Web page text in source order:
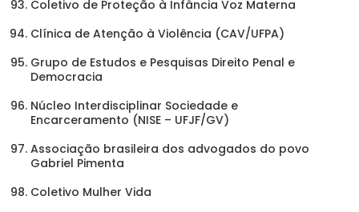
Coletivo de Proteção à Infância Voz Materna
Clínica de Atenção à Violência (CAV/UFPA)
Grupo de Estudos e Pesquisas Direito Penal e
Democracia
Núcleo Interdisciplinar Sociedade e
Encarceramento (NISE – UFJF/GV)
Associação brasileira dos advogados do povo
Gabriel Pimenta
Coletivo Mulher Vida